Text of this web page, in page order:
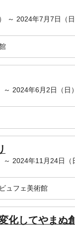
～ 2024年7月7日（日
2024年6月2日（日）
2024年11月24日（
ュフェ美術館
化してやまぬ